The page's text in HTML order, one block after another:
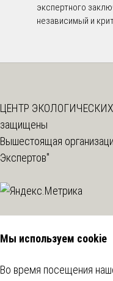
экспертного
независимый и
ЦЕНТР
защищены
Вышестоящая
Экспертов"
Мы используем cookie
Во время посещения